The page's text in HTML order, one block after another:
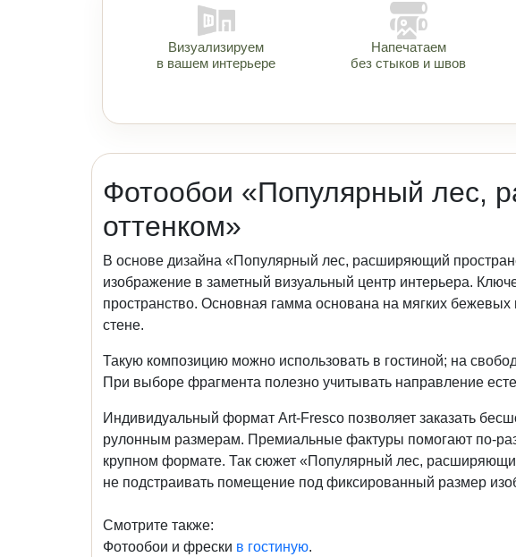
Визуализируем
в вашем интерьере
Напечатаем
без стыков и швов
Фотообои «Популярный лес,
оттенком»
В основе дизайна «Популярный лес, расширяющий
изображение в заметный визуальный центр интерьера.
пространство. Основная гамма основана на мягких
стене.
Такую композицию можно использовать в гостиной; на
При выборе фрагмента полезно учитывать направление
Индивидуальный формат Art-Fresco позволяет заказать
рулонным размерам. Премиальные фактуры помогают по-
крупном формате. Так сюжет «Популярный лес,
не подстраивать помещение под фиксированный размер
Смотрите также:
Фотообои и фрески в гостиную.